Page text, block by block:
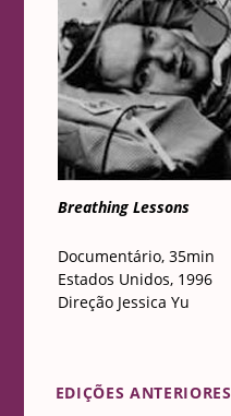
Breathing Lessons
Documentário, 35min
Estados Unidos, 1996
Direção Jessica Yu
EDIÇÕES ANTERIORES